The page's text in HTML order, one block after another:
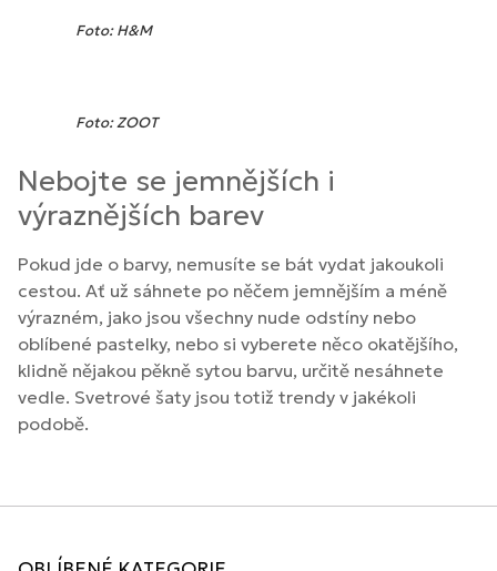
Foto: H&M
Foto: ZOOT
Nebojte se jemnějších i
výraznějších barev
Pokud jde o barvy, nemusíte se bát vydat jakoukoli
cestou. Ať už sáhnete po něčem jemnějším a méně
výrazném, jako jsou všechny nude odstíny nebo
oblíbené pastelky, nebo si vyberete něco okatějšího,
klidně nějakou pěkně sytou barvu, určitě nesáhnete
vedle. Svetrové šaty jsou totiž trendy v jakékoli
podobě.